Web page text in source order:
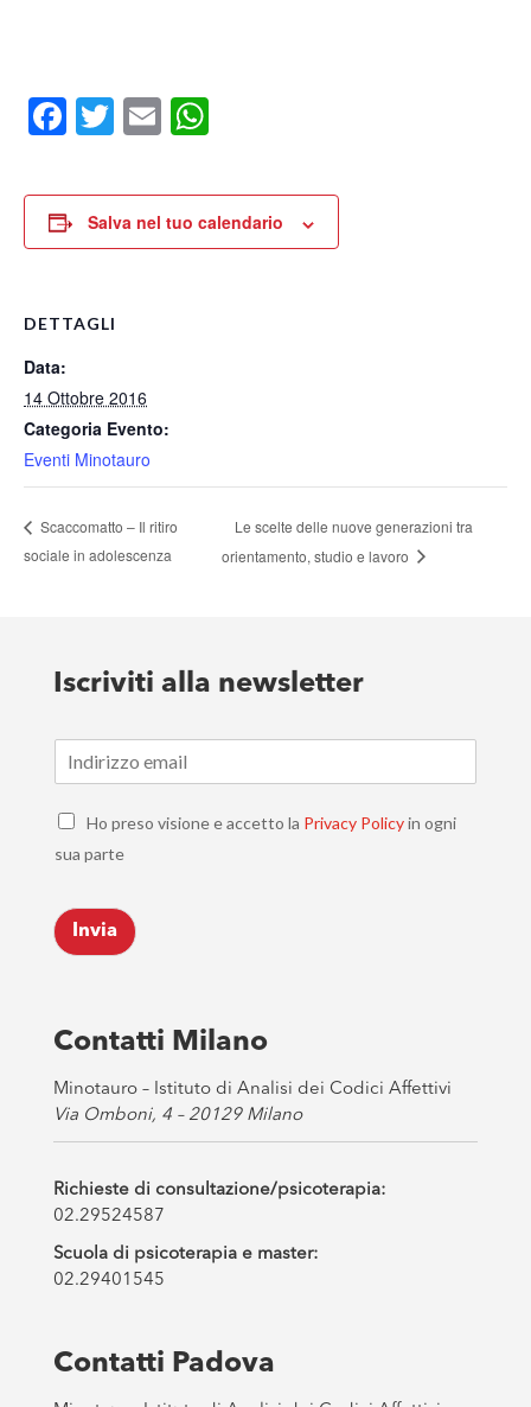
Facebook
Twitter
Email
Salva nel tuo calendario
DETTAGLI
Data:
14 Ottobre 2016
Categoria Evento:
Eventi Minotauro
Scaccomatto – Il ritiro
sociale in adolescenza
Le scelte delle nuove generazioni tra
orientamento, studio e lavoro
Iscriviti alla newsletter
m
*
C
e
k
b
o
s
*
Ho preso visione e accetto la Privacy Policyin ogni
sua parte
Invia
Contatti Milano
Minotauro – Istituto di Analisi dei Codici Affettivi
Via Omboni, 4 – 20129 Milano
Richieste di consultazione/psicoterapia:
02.29524587
Scuola di psicoterapia e master:
02.29401545
Contatti Padova